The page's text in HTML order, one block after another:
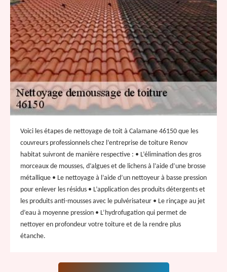
Voici les étapes de nettoyage de toit à Calamane 46150 que les
couvreurs professionnels chez l’entreprise de toiture Renov
habitat suivront de manière respective : • L’élimination des gros
morceaux de mousses, d’algues et de lichens à l’aide d’une brosse
métallique • Le nettoyage à l’aide d’un nettoyeur à basse pression
pour enlever les résidus • L’application des produits détergents et
les produits anti-mousses avec le pulvérisateur • Le rinçage au jet
d’eau à moyenne pression • L’hydrofugation qui permet de
nettoyer en profondeur votre toiture et de la rendre plus
étanche.